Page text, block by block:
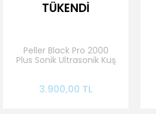
TÜKENDİ
Peller Black Pro 2000
Plus Sonik Ultrasonik Kuş
3.900,00 TL